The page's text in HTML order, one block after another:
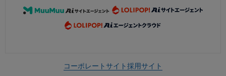
コーポレートサイト採用サイト